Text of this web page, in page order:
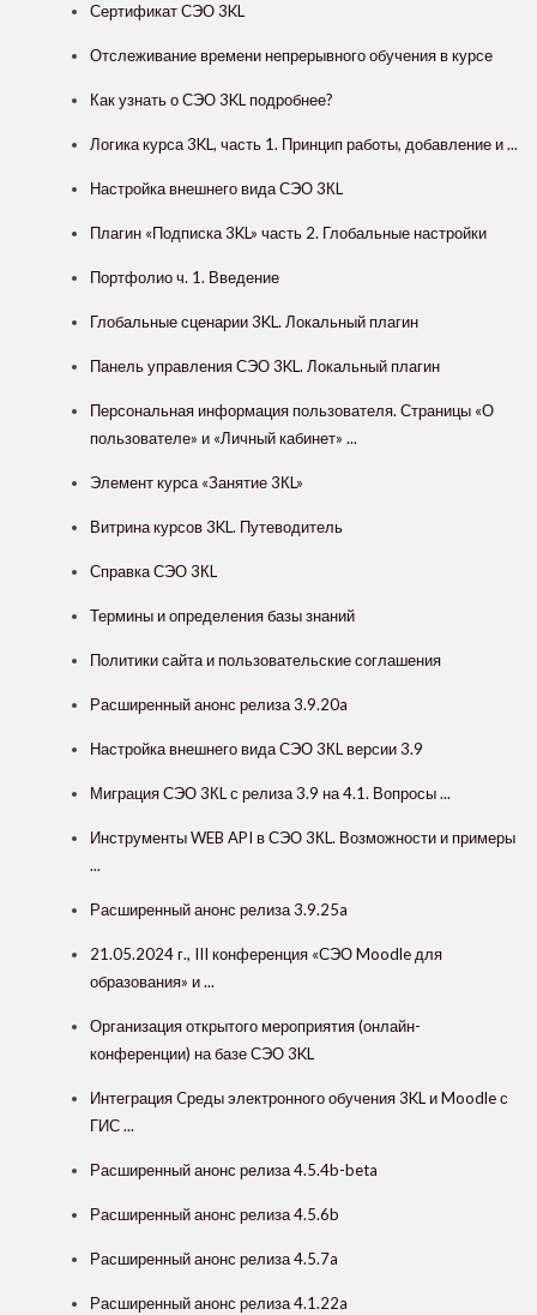
Сертификат СЭО 3KL
Отслеживание времени непрерывного обучения в курсе
Как узнать о СЭО 3KL подробнее?
Логика курса 3KL, часть 1. Принцип работы, добавление и ...
Настройка внешнего вида СЭО 3КL
Плагин «Подписка 3KL» часть 2. Глобальные настройки
Портфолио ч. 1. Введение
Глобальные сценарии 3KL. Локальный плагин
Панель управления СЭО 3KL. Локальный плагин
Персональная информация пользователя. Страницы «О
пользователе» и «Личный кабинет» ...
Элемент курса «Занятие 3КL»
Витрина курсов 3KL. Путеводитель
Справка СЭО 3КL
Термины и определения базы знаний
Политики сайта и пользовательские соглашения
Расширенный анонс релиза 3.9.20a
Настройка внешнего вида СЭО 3КL версии 3.9
Миграция СЭО 3КL с релиза 3.9 на 4.1. Вопросы ...
Инструменты WEB API в СЭО 3КL. Возможности и примеры
...
Расширенный анонс релиза 3.9.25a
21.05.2024 г., III конференция «СЭО Moodle для
образования» и ...
Организация открытого мероприятия (онлайн-
конференции) на базе СЭО 3KL
Интеграция Cреды электронного обучения 3KL и Moodle с
ГИС ...
Расширенный анонс релиза 4.5.4b-beta
Расширенный анонс релиза 4.5.6b
Расширенный анонс релиза 4.5.7a
Расширенный анонс релиза 4.1.22a